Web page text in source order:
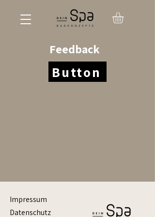
Feedback
Button
Impressum
Datenschutz